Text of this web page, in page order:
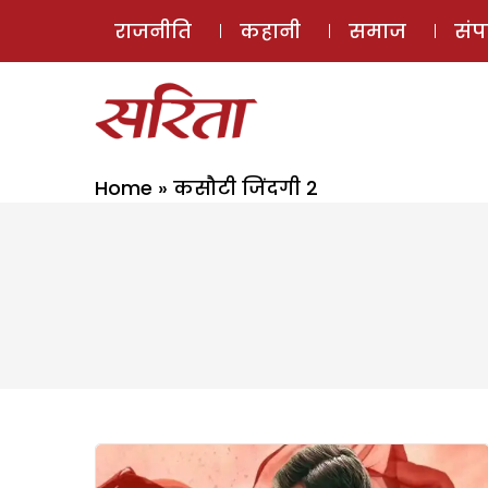
राजनीति कहानी समाज
Home » कसौटी जिंदगी 2